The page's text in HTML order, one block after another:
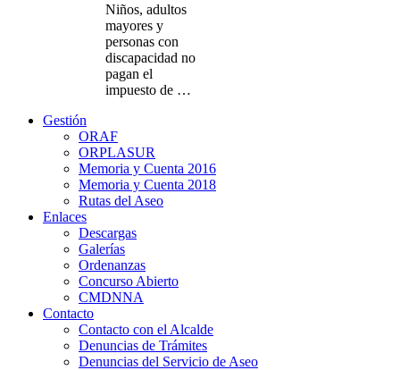
Niños, adultos
mayores y
personas con
discapacidad no
pagan el
impuesto de …
Gestión
ORAF
ORPLASUR
Memoria y Cuenta 2016
Memoria y Cuenta 2018
Rutas del Aseo
Enlaces
Descargas
Galerías
Ordenanzas
Concurso Abierto
CMDNNA
Contacto
Contacto con el Alcalde
Denuncias de Trámites
Denuncias del Servicio de Aseo